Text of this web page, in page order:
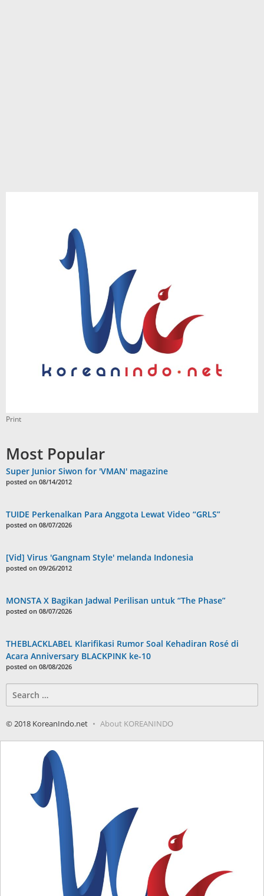
Print
Most Popular
Super Junior Siwon for 'VMAN' magazine
posted on 08/14/2012
TUIDE Perkenalkan Para Anggota Lewat Video “GRLS”
posted on 08/07/2026
[Vid] Virus 'Gangnam Style' melanda Indonesia
posted on 09/26/2012
MONSTA X Bagikan Jadwal Perilisan untuk “The Phase”
posted on 08/07/2026
THEBLACKLABEL Klarifikasi Rumor Soal Kehadiran Rosé di
Acara Anniversary BLACKPINK ke-10
posted on 08/08/2026
for:
© 2018 KoreanIndo.net About KOREANINDO